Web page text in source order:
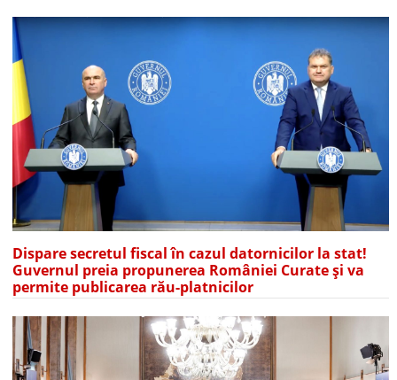
Dispare secretul fiscal în cazul datornicilor la stat!
Guvernul preia propunerea României Curate și va
permite publicarea rău-platnicilor